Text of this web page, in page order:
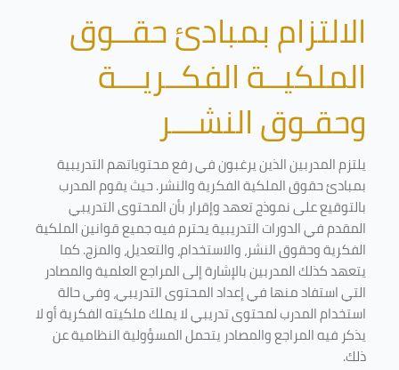
الالتزام بمبادئ حقــوق
الملكيــة الفكــريـــة
وحقـوق النشـــر
يلتزم المدربين الذين يرغبون في رفع محتوياتهم التدريبية
بمبادئ حقوق الملكية الفكرية والنشر. حيث يقوم المدرب
بالتوقيع على نموذج تعهد وإقرار بأن المحتوى التدريبي
المقدم في الدورات التدريبية يحترم فيه جميع قوانين الملكية
الفكرية وحقوق النشر، والاستخدام، والتعديل، والمزج. كما
يتعهد كذلك المدربين بالإشارة إلى المراجع العلمية والمصادر
التي استفاد منها في إعداد المحتوى التدريبي، وفي حالة
استخدام المدرب لمحتوى تدريبي لا يملك ملكيته الفكرية أو لا
يذكر فيه المراجع والمصادر يتحمل المسؤولية النظامية عن
ذلك.